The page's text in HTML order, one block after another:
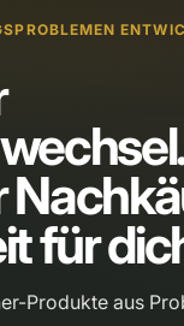
für
Produkte aus